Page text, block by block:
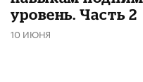
уровень. Часть 2
10 ИЮНЯ